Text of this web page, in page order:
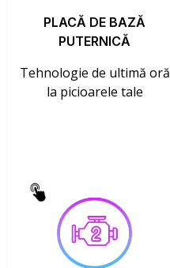
PLACĂ DE BAZĂ
PUTERNICĂ
Tehnologie de ultimă oră
la picioarele tale